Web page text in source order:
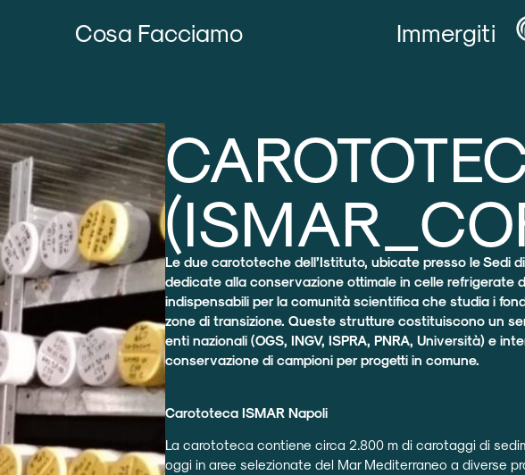
Cosa Facciamo Immergiti
Le due carototeche dell’Istituto, ubicate presso le Sedi
dedicate alla conservazione ottimale in celle refrigerate
indispensabili per la comunità scientifica che studia i
zone di transizione. Queste strutture costituiscono un
enti nazionali (OGS, INGV, ISPRA, PNRA, Università) e
conservazione di campioni per progetti in comune.
Carototeca ISMAR Napoli
La carototeca contiene circa 2.800 m di carotaggi di
oggi in aree selezionate del Mar Mediterraneo a diverse